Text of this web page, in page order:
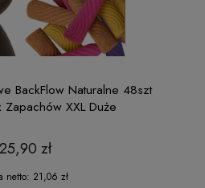
BackFlow Naturalne 48szt
Zapachów XXL Duże
25,90 zł
netto: 21,06 zł